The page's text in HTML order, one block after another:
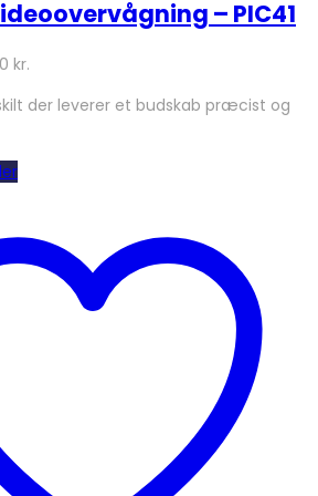
– PIC41
kr.
der leverer et budskab præcist og
Dette
flere
varianter.
Mulighederne